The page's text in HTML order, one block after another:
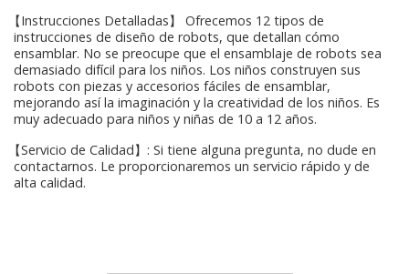
【Instrucciones Detalladas】 Ofrecemos 12 tipos de
instrucciones de diseño de robots, que detallan cómo
ensamblar. No se preocupe que el ensamblaje de robots sea
demasiado difícil para los niños. Los niños construyen sus
robots con piezas y accesorios fáciles de ensamblar,
mejorando así la imaginación y la creatividad de los niños. Es
muy adecuado para niños y niñas de 10 a 12 años.
【Servicio de Calidad】: Si tiene alguna pregunta, no dude en
contactarnos. Le proporcionaremos un servicio rápido y de
alta calidad.